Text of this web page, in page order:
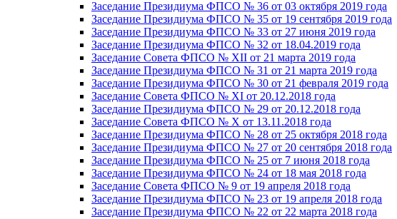
Заседание Президиума ФПСО № 36 от 03 октября 2019 года
Заседание Президиума ФПСО № 35 от 19 сентября 2019 года
Заседание Президиума ФПСО № 33 от 27 июня 2019 года
Заседание Президиума ФПСО № 32 от 18.04.2019 года
Заседание Совета ФПСО № XII от 21 марта 2019 года
Заседание Президиума ФПСО № 31 от 21 марта 2019 года
Заседание Президиума ФПСО № 30 от 21 февраля 2019 года
Заседание Совета ФПСО № XI от 20.12.2018 года
Заседание Президиума ФПСО № 29 от 20.12.2018 года
Заседание Совета ФПСО № X от 13.11.2018 года
Заседание Президиума ФПСО № 28 от 25 октября 2018 года
Заседание Президиума ФПСО № 27 от 20 сентября 2018 года
Заседание Президиума ФПСО № 25 от 7 июня 2018 года
Заседание Президиума ФПСО № 24 от 18 мая 2018 года
Заседание Совета ФПСО № 9 от 19 апреля 2018 года
Заседание Президиума ФПСО № 23 от 19 апреля 2018 года
Заседание Президиума ФПСО № 22 от 22 марта 2018 года